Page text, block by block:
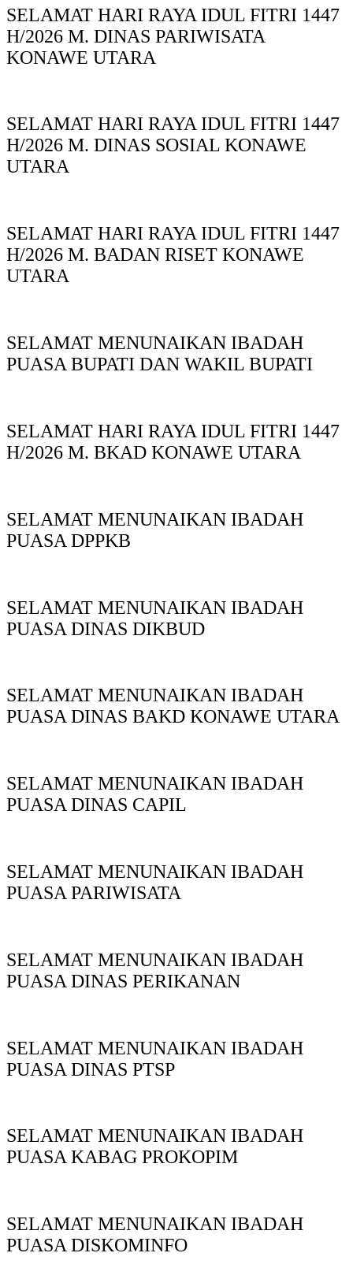
SELAMAT HARI RAYA IDUL FITRI 1447
H/2026 M. DINAS PARIWISATA
KONAWE UTARA
SELAMAT HARI RAYA IDUL FITRI 1447
H/2026 M. DINAS SOSIAL KONAWE
UTARA
SELAMAT HARI RAYA IDUL FITRI 1447
H/2026 M. BADAN RISET KONAWE
UTARA
SELAMAT MENUNAIKAN IBADAH
PUASA BUPATI DAN WAKIL BUPATI
SELAMAT HARI RAYA IDUL FITRI 1447
H/2026 M. BKAD KONAWE UTARA
SELAMAT MENUNAIKAN IBADAH
PUASA DPPKB
SELAMAT MENUNAIKAN IBADAH
PUASA DINAS DIKBUD
SELAMAT MENUNAIKAN IBADAH
PUASA DINAS BAKD KONAWE UTARA
SELAMAT MENUNAIKAN IBADAH
PUASA DINAS CAPIL
SELAMAT MENUNAIKAN IBADAH
PUASA PARIWISATA
SELAMAT MENUNAIKAN IBADAH
PUASA DINAS PERIKANAN
SELAMAT MENUNAIKAN IBADAH
PUASA DINAS PTSP
SELAMAT MENUNAIKAN IBADAH
PUASA KABAG PROKOPIM
SELAMAT MENUNAIKAN IBADAH
PUASA DISKOMINFO